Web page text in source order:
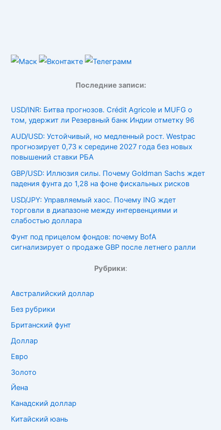
Последние записи:
USD/INR: Битва прогнозов. Crédit Agricole и MUFG о
том, удержит ли Резервный банк Индии отметку 96
AUD/USD: Устойчивый, но медленный рост. Westpac
прогнозирует 0,73 к середине 2027 года без новых
повышений ставки РБА
GBP/USD: Иллюзия силы. Почему Goldman Sachs ждет
падения фунта до 1,28 на фоне фискальных рисков
USD/JPY: Управляемый хаос. Почему ING ждет
торговли в диапазоне между интервенциями и
слабостью доллара
Фунт под прицелом фондов: почему BofA
сигнализирует о продаже GBP после летнего ралли
Рубрики:
Австралийский доллар
Без рубрики
Британский фунт
Доллар
Евро
Золото
Йена
Канадский доллар
Китайский юань